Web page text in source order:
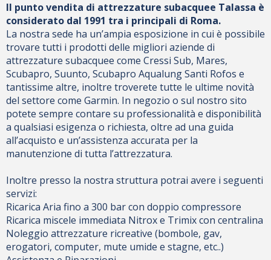
Il punto vendita di attrezzature subacquee Talassa è
considerato dal 1991 tra i principali di Roma.
La nostra sede ha un’ampia esposizione in cui è possibile
trovare tutti i prodotti delle migliori aziende di
attrezzature subacquee come Cressi Sub, Mares,
Scubapro, Suunto, Scubapro Aqualung Santi Rofos e
tantissime altre, inoltre troverete tutte le ultime novità
del settore come Garmin. In negozio o sul nostro sito
potete sempre contare su professionalità e disponibilità
a qualsiasi esigenza o richiesta, oltre ad una guida
all’acquisto e un’assistenza accurata per la
manutenzione di tutta l’attrezzatura.
Inoltre presso la nostra struttura potrai avere i seguenti
servizi:
Ricarica Aria fino a 300 bar con doppio compressore
Ricarica miscele immediata Nitrox e Trimix con centralina
Noleggio attrezzature ricreative (bombole, gav,
erogatori, computer, mute umide e stagne, etc..)